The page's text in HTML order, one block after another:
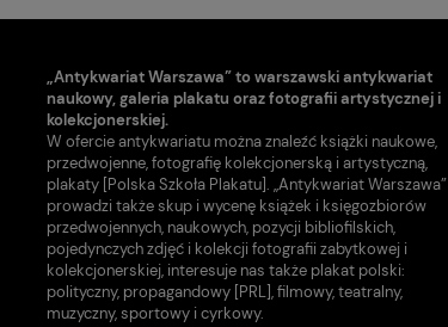
„Antykwariat Warszawa” to warszawski antykwariat
naukowy, galeria plakatu oraz fotografii artystycznej i
kolekcjonerskiej.
W ofercie antykwariatu można znaleźć książki naukowe,
przedwojenne, fotografię kolekcjonerską i artystyczną,
plakaty [Polska Szkoła Plakatu]. „Antykwariat Warszawa”
prowadzi także skup i wycenę książek i księgozbiorów
przedwojennych, naukowych, pozycji bibliofilskich,
pojedynczych zdjęć i kolekcji fotografii zabytkowej i
kolekcjonerskiej, interesuje nas także plakat polski:
polityczny, propagandowy [PRL], filmowy, teatralny,
muzyczny, sportowy i cyrkowy.